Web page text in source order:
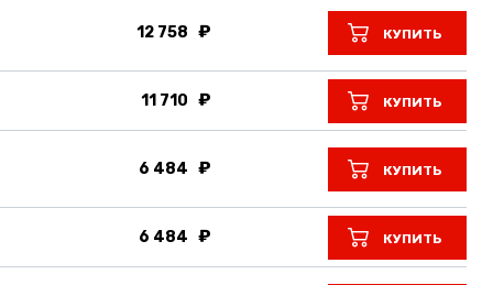
12 758 КУПИТЬ
11 710 КУПИТЬ
6 484 КУПИТЬ
6 484 КУПИТЬ